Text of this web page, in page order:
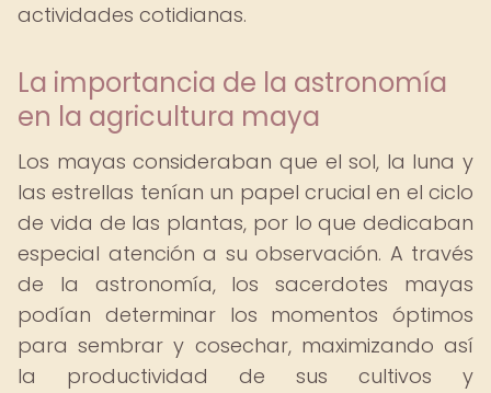
actividades cotidianas.
La importancia de la astronomía
en la agricultura maya
Los mayas consideraban que el sol, la luna y
las estrellas tenían un papel crucial en el ciclo
de vida de las plantas, por lo que dedicaban
especial atención a su observación. A través
de la astronomía, los sacerdotes mayas
podían determinar los momentos óptimos
para sembrar y cosechar, maximizando así
la productividad de sus cultivos y